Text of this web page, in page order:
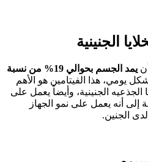
يمد الجسم بحوالي 19% من نسبة
يومي، هذا الفيتامين هو الأهم
الجذعيه الجنينية، وأيضاً يعمل على
أنه يعمل على نمو الجهاز
الجنين.